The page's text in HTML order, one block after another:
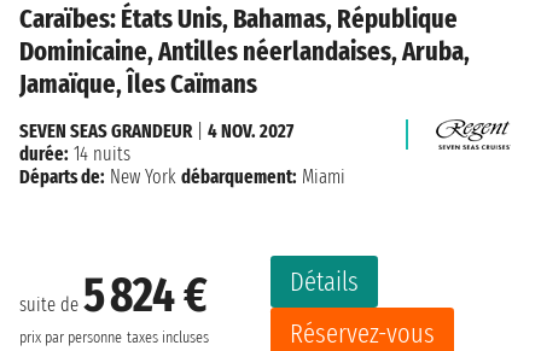
Caraïbes: États Unis, Bahamas, République
Dominicaine, Antilles néerlandaises, Aruba,
Jamaïque, Îles Caïmans
suite de 5 824 €
prix par personne taxes incluses
Détails
Réservez-vous
SEVEN SEAS GRANDEUR
4 NOV. 2027
durée: 14 nuits
Départs de: New York débarquement: Miami